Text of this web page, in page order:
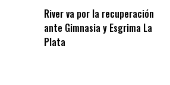
River va por la recuperación
ante Gimnasia y Esgrima La
Plata